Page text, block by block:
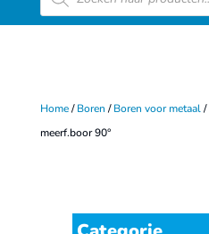
Home/Boren /Boren voor metaal/
meerf.boor 90°